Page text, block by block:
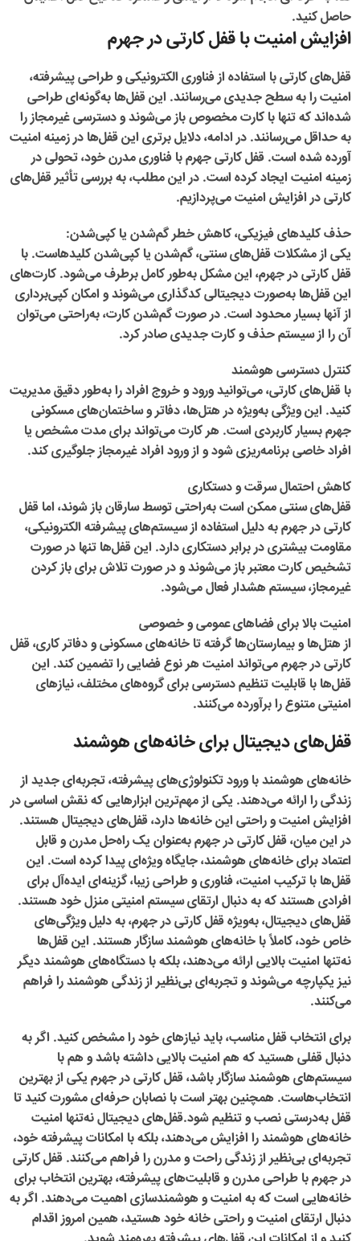
حاصل کنید.
افزایش امنیت با قفل کارتی در جهرم
قفل‌های کارتی با استفاده از فناوری الکترونیکی و طراحی پیشرفته،
امنیت را به سطح جدیدی می‌رسانند. این قفل‌ها به‌گونه‌ای طراحی
شده‌اند که تنها با کارت مخصوص باز می‌شوند و دسترسی غیرمجاز را
به حداقل می‌رسانند. در ادامه، دلایل برتری این قفل‌ها در زمینه امنیت
آورده شده است. قفل کارتی جهرم با فناوری مدرن خود، تحولی در
زمینه امنیت ایجاد کرده است. در این مطلب، به بررسی تأثیر قفل‌های
کارتی در افزایش امنیت می‌پردازیم.
حذف کلیدهای فیزیکی، کاهش خطر گم‌شدن یا کپی‌شدن:
یکی از مشکلات قفل‌های سنتی، گم‌شدن یا کپی‌شدن کلیدهاست. با
قفل کارتی در جهرم، این مشکل به‌طور کامل برطرف می‌شود. کارت‌های
این قفل‌ها به‌صورت دیجیتالی کدگذاری می‌شوند و امکان کپی‌برداری
از آنها بسیار محدود است. در صورت گم‌شدن کارت، به‌راحتی می‌توان
آن را از سیستم حذف و کارت جدیدی صادر کرد.
کنترل دسترسی هوشمند
با قفل‌های کارتی، می‌توانید ورود و خروج افراد را به‌طور دقیق مدیریت
کنید. این ویژگی به‌ویژه در هتل‌ها، دفاتر و ساختمان‌های مسکونی
جهرم بسیار کاربردی است. هر کارت می‌تواند برای مدت مشخص یا
افراد خاصی برنامه‌ریزی شود و از ورود افراد غیرمجاز جلوگیری کند.
کاهش احتمال سرقت و دستکاری
قفل‌های سنتی ممکن است به‌راحتی توسط سارقان باز شوند، اما قفل
کارتی در جهرمبه دلیل استفاده از سیستم‌های پیشرفته الکترونیکی،
مقاومت بیشتری در برابر دستکاری دارد. این قفل‌ها تنها در صورت
تشخیص کارت معتبر باز می‌شوند و در صورت تلاش برای باز کردن
غیرمجاز، سیستم هشدار فعال می‌شود.
امنیت بالا برای فضاهای عمومی و خصوصی
از هتل‌ها و بیمارستان‌ها گرفته تا خانه‌های مسکونی و دفاتر کاری،قفل
کارتی در جهرممی‌تواند امنیت هر نوع فضایی را تضمین کند. این
قفل‌ها با قابلیت تنظیم دسترسی برای گروه‌های مختلف، نیازهای
امنیتی متنوع را برآورده می‌کنند.
قفل‌های دیجیتال برای خانه‌های هوشمند
خانه‌های هوشمند با ورود تکنولوژی‌های پیشرفته، تجربه‌ای جدید از
زندگی را ارائه می‌دهند. یکی از مهم‌ترین ابزارهایی که نقش اساسی در
افزایش امنیت و راحتی این خانه‌ها دارد، قفل‌های دیجیتال هستند.
در این میان،قفل کارتی در جهرمبه‌عنوان یک راه‌حل مدرن و قابل
اعتماد برای خانه‌های هوشمند، جایگاه ویژه‌ای پیدا کرده است. این
قفل‌ها با ترکیب امنیت، فناوری و طراحی زیبا، گزینه‌ای ایده‌آل برای
افرادی هستند که به دنبال ارتقای سیستم امنیتی منزل خود هستند.
قفل‌های دیجیتال، به‌ویژهقفل کارتی در جهرم، به دلیل ویژگی‌های
خاص خود، کاملاً با خانه‌های هوشمند سازگار هستند. این قفل‌ها
نه‌تنها امنیت بالایی ارائه می‌دهند، بلکه با دستگاه‌های هوشمند دیگر
نیز یکپارچه می‌شوند و تجربه‌ای بی‌نظیر از زندگی هوشمند را فراهم
می‌کنند.
برای انتخاب قفل مناسب، باید نیازهای خود را مشخص کنید. اگر به
دنبال قفلی هستید که هم امنیت بالایی داشته باشد و هم با
سیستم‌های هوشمند سازگار باشد،قفل کارتی در جهرم یکی از بهترین
انتخاب‌هاست. همچنین بهتر است با نصابان حرفه‌ای مشورت کنید تا
قفل به‌درستی نصب و تنظیم شود.قفل‌های دیجیتال نه‌تنها امنیت
خانه‌های هوشمند را افزایش می‌دهند، بلکه با امکانات پیشرفته خود،
تجربه‌ای بی‌نظیر از زندگی راحت و مدرن را فراهم می‌کنند. قفل کارتی
در جهرمبا طراحی مدرن و قابلیت‌های پیشرفته، بهترین انتخاب برای
خانه‌هایی است که به امنیت و هوشمندسازی اهمیت می‌دهند. اگر به
دنبال ارتقای امنیت و راحتی خانه خود هستید، همین امروز اقدام